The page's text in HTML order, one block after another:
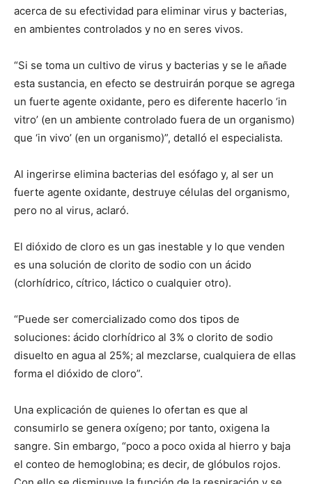
acerca de su efectividad para eliminar virus y bacterias,
en ambientes controlados y no en seres vivos.
“Si se toma un cultivo de virus y bacterias y se le añade
esta sustancia, en efecto se destruirán porque se agrega
un fuerte agente oxidante, pero es diferente hacerlo ‘in
vitro’ (en un ambiente controlado fuera de un organismo)
que ‘in vivo’ (en un organismo)”, detalló el especialista.
Al ingerirse elimina bacterias del esófago y, al ser un
fuerte agente oxidante, destruye células del organismo,
pero no al virus, aclaró.
El dióxido de cloro es un gas inestable y lo que venden
es una solución de clorito de sodio con un ácido
(clorhídrico, cítrico, láctico o cualquier otro).
“Puede ser comercializado como dos tipos de
soluciones: ácido clorhídrico al 3% o clorito de sodio
disuelto en agua al 25%; al mezclarse, cualquiera de ellas
forma el dióxido de cloro”.
Una explicación de quienes lo ofertan es que al
consumirlo se genera oxígeno; por tanto, oxigena la
sangre. Sin embargo, “poco a poco oxida al hierro y baja
el conteo de hemoglobina; es decir, de glóbulos rojos.